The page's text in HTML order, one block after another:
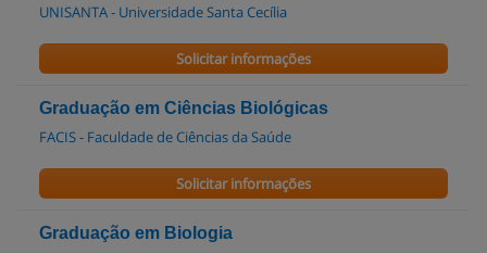
UNISANTA - Universidade Santa Cecília
Solicitar informações
Graduação em Ciências Biológicas
FACIS - Faculdade de Ciências da Saúde
Solicitar informações
Graduação em Biologia